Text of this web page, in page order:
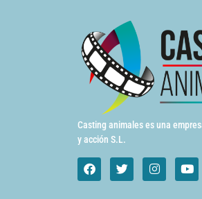
Casting animales es una
y acción S.L.